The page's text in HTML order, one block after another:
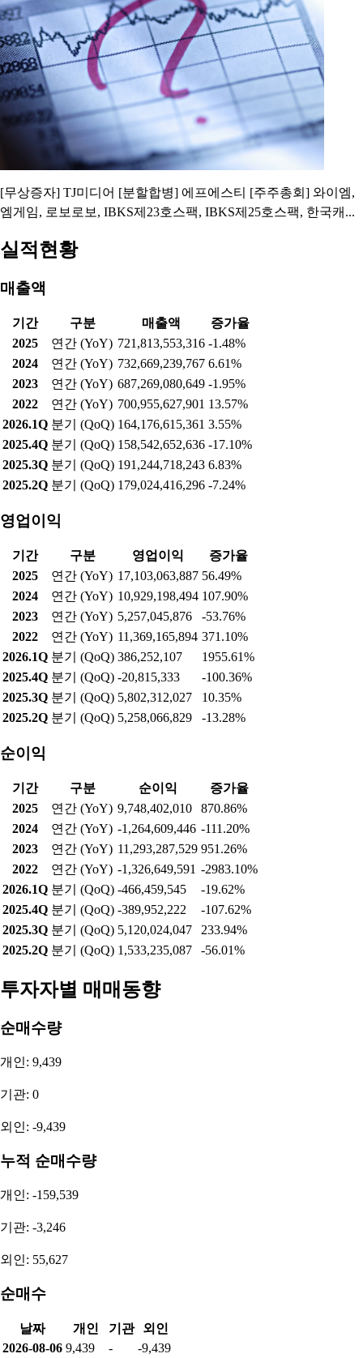
[무상증자] TJ미디어 [분할합병] 에프에스티 [주주총회] 와이엠,
엠게임, 로보로보, IBKS제23호스팩, IBKS제25호스팩, 한국캐...
실적현황
매출액
기간 구분 매출액
증가율
2025
연간 (YoY) 721,813,553,316 -1.48%
2024
연간 (YoY) 732,669,239,767 6.61%
2023
연간 (YoY) 687,269,080,649 -1.95%
2022
연간 (YoY) 700,955,627,901 13.57%
2026.1Q 분기 (QoQ) 164,176,615,361 3.55%
2025.4Q 분기 (QoQ) 158,542,652,636 -17.10%
2025.3Q 분기 (QoQ) 191,244,718,243 6.83%
2025.2Q 분기 (QoQ) 179,024,416,296 -7.24%
영업이익
기간 구분 영업이익
증가율
2025
연간 (YoY) 17,103,063,887 56.49%
2024
연간 (YoY) 10,929,198,494 107.90%
2023
연간 (YoY) 5,257,045,876
-53.76%
2022
연간 (YoY) 11,369,165,894 371.10%
2026.1Q 분기 (QoQ) 386,252,107
1955.61%
2025.4Q 분기 (QoQ) -20,815,333
-100.36%
2025.3Q 분기 (QoQ) 5,802,312,027
10.35%
2025.2Q 분기 (QoQ) 5,258,066,829 -13.28%
순이익
기간 구분 순이익
증가율
2025
연간 (YoY) 9,748,402,010
870.86%
2024
연간 (YoY) -1,264,609,446 -111.20%
2023
연간 (YoY) 11,293,287,529 951.26%
2022
연간 (YoY) -1,326,649,591 -2983.10%
2026.1Q 분기 (QoQ) -466,459,545
-19.62%
2025.4Q 분기 (QoQ) -389,952,222
-107.62%
2025.3Q 분기 (QoQ) 5,120,024,047
233.94%
2025.2Q 분기 (QoQ) 1,533,235,087 -56.01%
투자자별 매매동향
순매수량
개인: 9,439
기관: 0
외인: -9,439
누적 순매수량
개인: -159,539
기관: -3,246
외인: 55,627
순매수
날짜 개인 기관
외인
2026-08-06 9,439 - -9,439